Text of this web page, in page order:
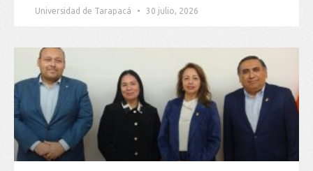
Universidad de Tarapacá 30 julio, 2026